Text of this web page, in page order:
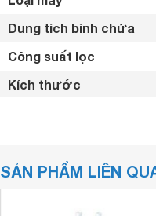
Dung tích bình chứa
Công suất lọc
Kích thước
SẢN PHẨM LIÊN